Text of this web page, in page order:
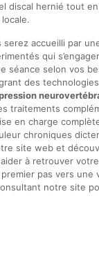
discal hernié tout
serez accueilli par
qui
séance selon vos
des
traitements
en charge
chroniques
site web et
à retrouver
pas vers une
notre site